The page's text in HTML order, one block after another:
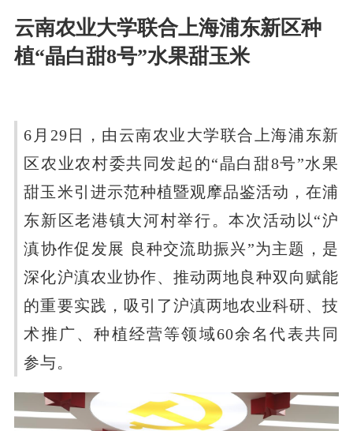
云南农业大学联合上海浦东新区种
植“晶白甜8号”水果甜玉米
6月29日，由云南农业大学联合上海浦东新
区农业农村委共同发起的“晶白甜8号”水果
甜玉米引进示范种植暨观摩品鉴活动，在浦
东新区老港镇大河村举行。本次活动以“沪
滇协作促发展 良种交流助振兴”为主题，是
深化沪滇农业协作、推动两地良种双向赋能
的重要实践，吸引了沪滇两地农业科研、技
术推广、种植经营等领域60余名代表共同
参与。